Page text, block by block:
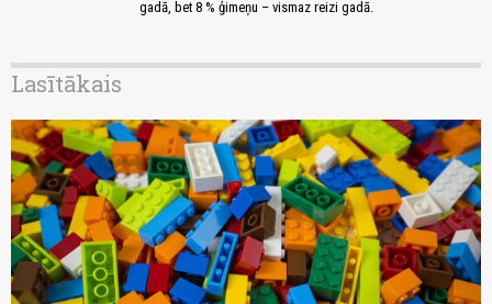
gadā, bet 8 % ģimeņu – vismaz reizi gadā.
Lasītākais